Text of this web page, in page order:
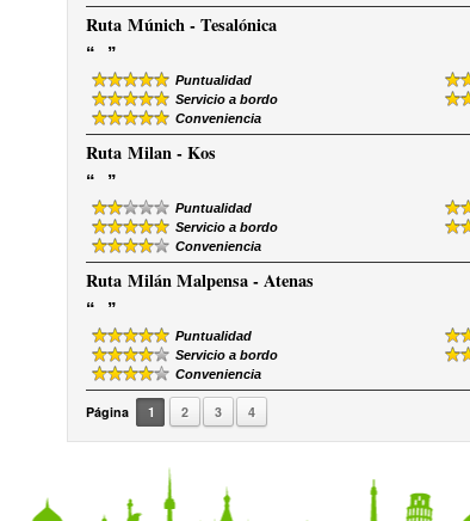
Ruta Múnich - Tesalónica
“ ”
Puntualidad
Servicio a bordo
Conveniencia
Ruta Milan - Kos
“ ”
Puntualidad
Servicio a bordo
Conveniencia
Ruta Milán Malpensa - Atenas
“ ”
Puntualidad
Servicio a bordo
Conveniencia
Página 1 2 3 4